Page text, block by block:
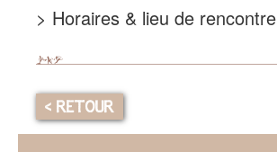
> Horaires & lieu de rencontre
< RETOUR